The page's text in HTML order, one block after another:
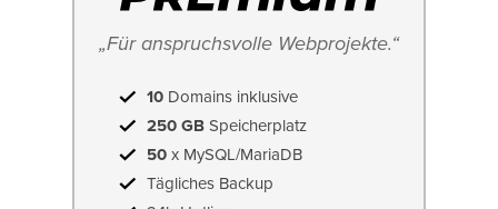
„Für anspruchsvolle Webprojekte.“
10 Domains inklusive
250 GB Speicherplatz
50 x MySQL/MariaDB
Tägliches Backup